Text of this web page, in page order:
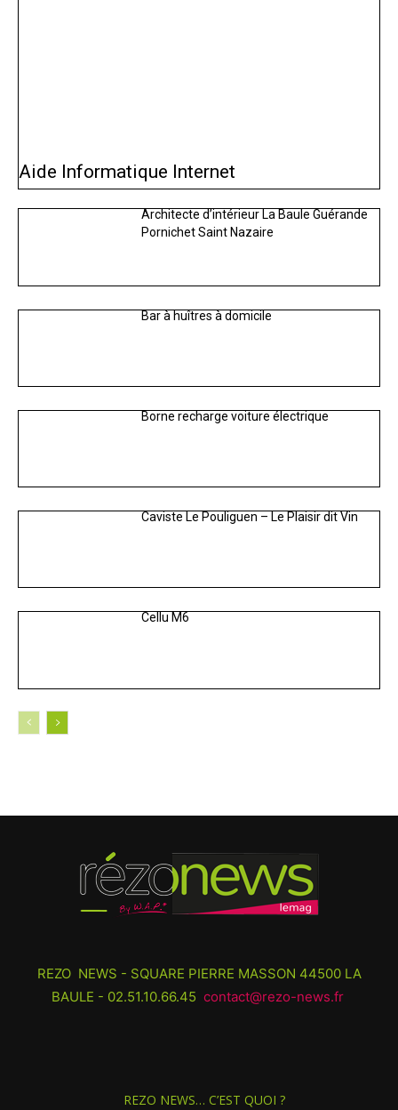
Aide Informatique Internet
Architecte d’intérieur La Baule Guérande
Pornichet Saint Nazaire
Bar à huîtres à domicile
Borne recharge voiture électrique
Caviste Le Pouliguen – Le Plaisir dit Vin
Cellu M6
REZO NEWS - SQUARE PIERRE MASSON 44500 LA
BAULE - 02.51.10.66.45 contact@rezo-news.fr
REZO NEWS… C’EST QUOI ?